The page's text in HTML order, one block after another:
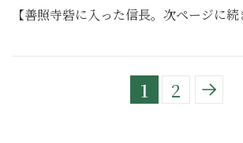
【善照寺砦に入った信長。次ページに続
1 2